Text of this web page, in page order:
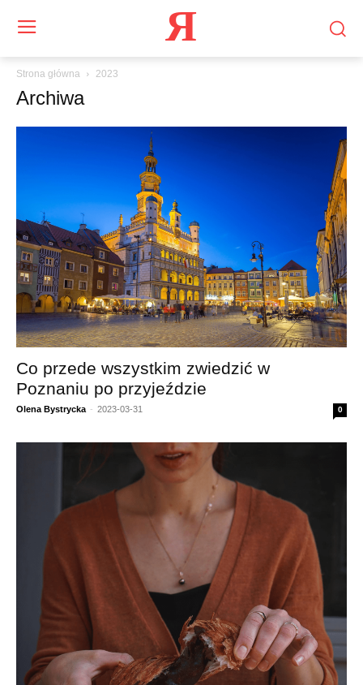
Я
Strona główna 2023
Archiwa
Co przede wszystkim zwiedzić w
Poznaniu po przyjeździe
Olena Bystrycka - 2023-03-31 0